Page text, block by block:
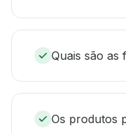
Quais são as
Os produtos